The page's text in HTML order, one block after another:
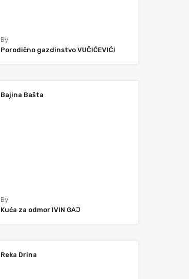
By
Porodično gazdinstvo VUČIĆEVIĆI
Bajina Bašta
By
Kuća za odmor IVIN GAJ
Reka Drina